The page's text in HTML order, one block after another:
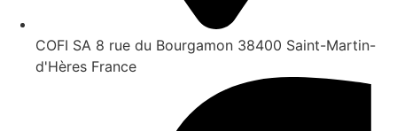
COFI SA 8 rue du Bourgamon 38400 Saint-Martin-
d'Hères France